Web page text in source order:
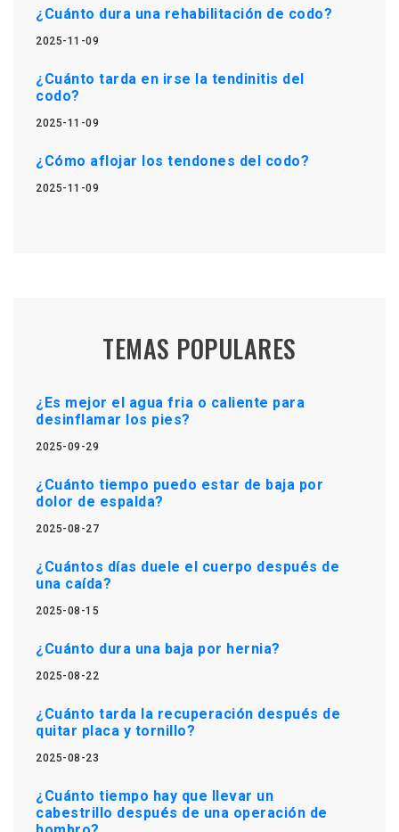
¿Cuánto dura una rehabilitación de codo?
2025-11-09
¿Cuánto tarda en irse la tendinitis del
codo?
2025-11-09
¿Cómo aflojar los tendones del codo?
2025-11-09
TEMAS POPULARES
¿Es mejor el agua fria o caliente para
desinflamar los pies?
2025-09-29
¿Cuánto tiempo puedo estar de baja por
dolor de espalda?
2025-08-27
¿Cuántos días duele el cuerpo después de
una caída?
2025-08-15
¿Cuánto dura una baja por hernia?
2025-08-22
¿Cuánto tarda la recuperación después de
quitar placa y tornillo?
2025-08-23
¿Cuánto tiempo hay que llevar un
cabestrillo después de una operación de